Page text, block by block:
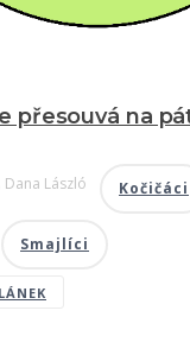
přesouvá na
Dana László Kočičáci
Smajlíci